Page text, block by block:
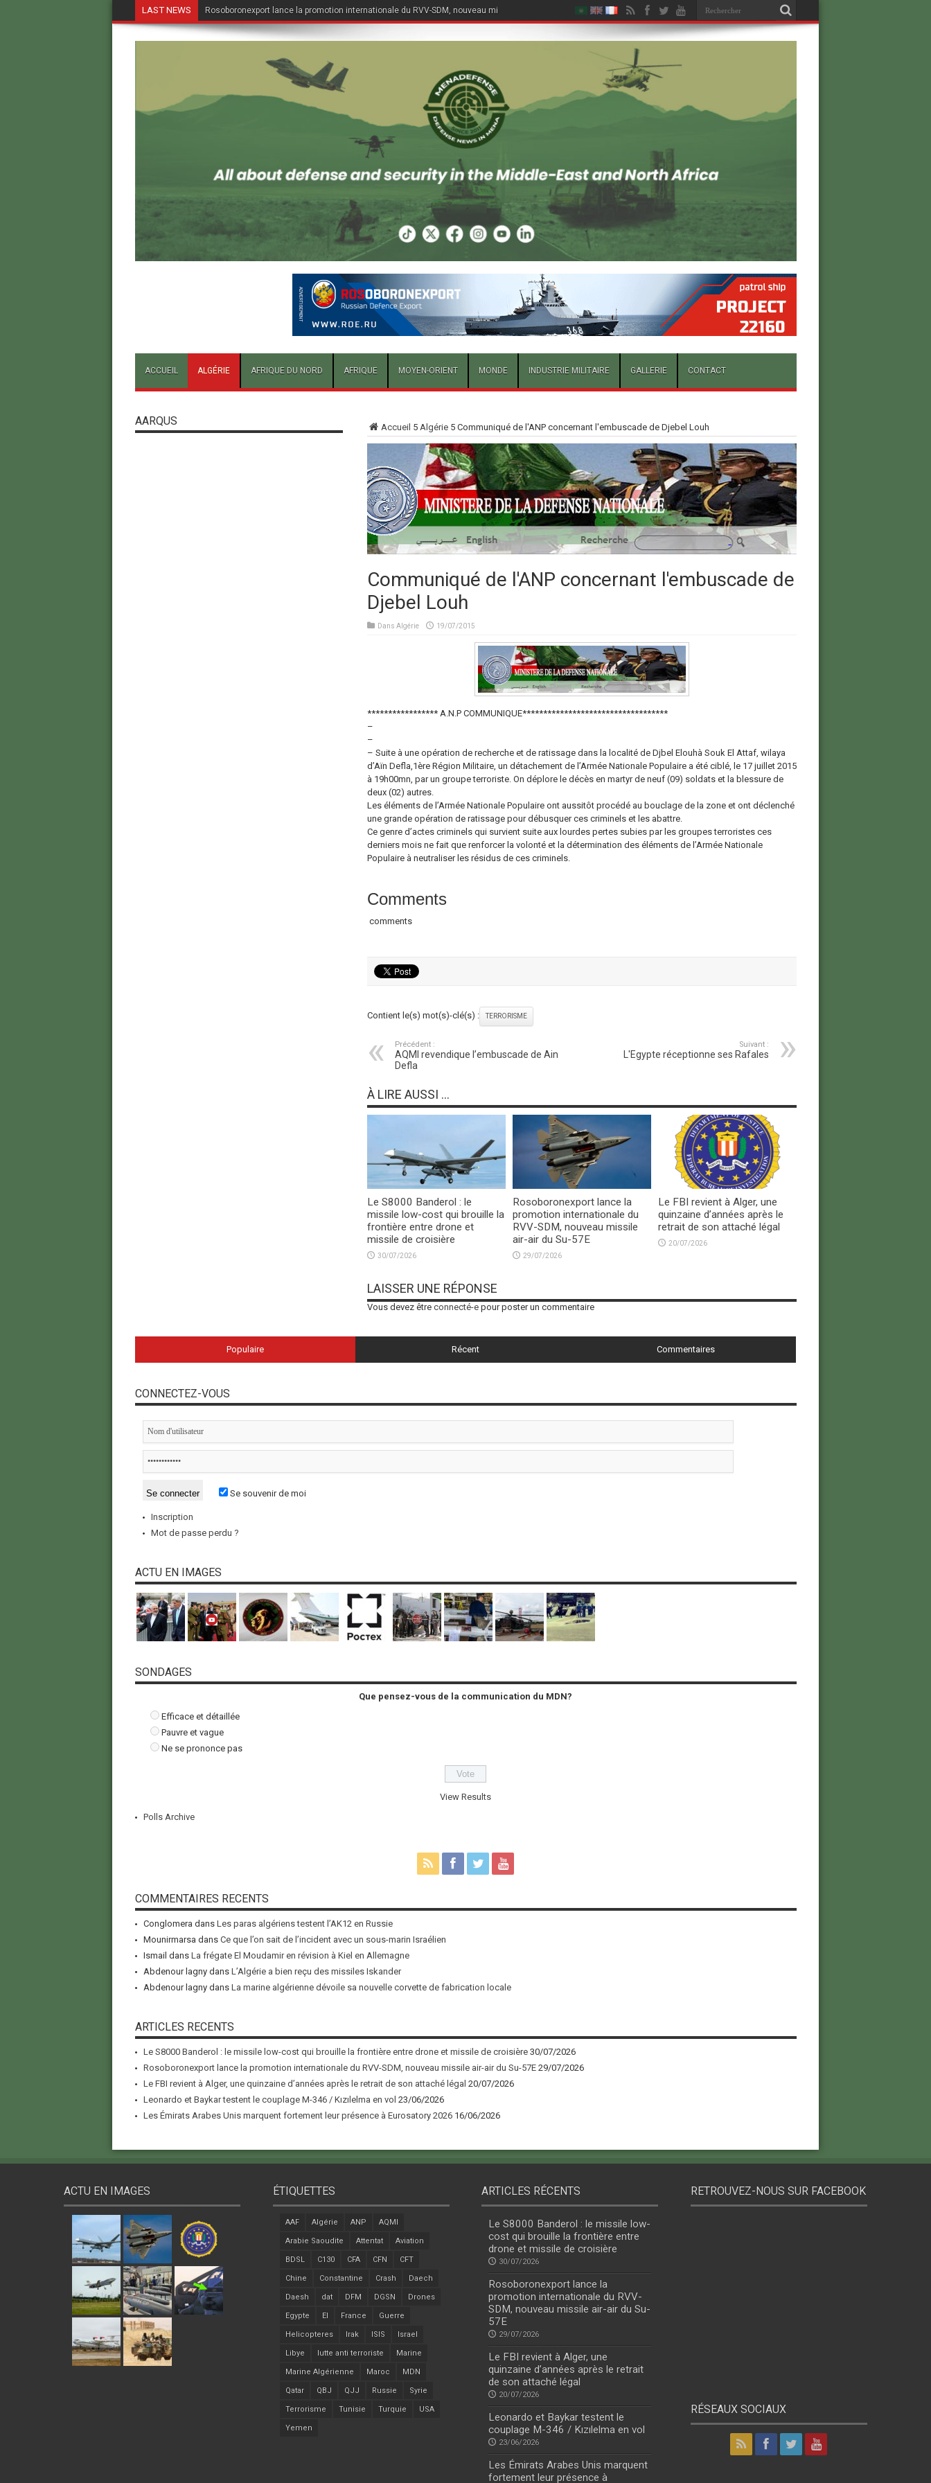
LAST NEWS Rosoboronexport lance la promotion internationale du RVV-SDM, nouveau missile air-air du Su-57E
ACCUEIL ALGÉRIE AFRIQUE DU NORD AFRIQUE MOYEN-ORIENT MONDE INDUSTRIE MILITAIRE GALLERIE CONTACT
Accueil 5 Algérie5 Communiqué de l'ANP concernant l'embuscade de Djebel Louh
Communiqué de l'ANP concernant l'embuscade de
Djebel Louh
Dans Algérie 19/07/2015
***************** A.N.P COMMUNIQUE***********************************
–
–
– Suite à une opération de recherche et de ratissage dans la localité de Djbel Elouhà Souk El Attaf, wilaya
d’Aïn Defla,1ère Région Militaire, un détachement de l’Armée Nationale Populaire a été ciblé, le 17 juillet 2015
à 19h00mn, par un groupe terroriste. On déplore le décès en martyr de neuf (09) soldats et la blessure de
deux (02) autres.
Les éléments de l’Armée Nationale Populaire ont aussitôt procédé au bouclage de la zone et ont déclenché
une grande opération de ratissage pour débusquer ces criminels et les abattre.
Ce genre d’actes criminels qui survient suite aux lourdes pertes subies par les groupes terroristes ces
derniers mois ne fait que renforcer la volonté et la détermination des éléments de l’Armée Nationale
Populaire à neutraliser les résidus de ces criminels.
Comments
comments
Contient le(s) mot(s)-clé(s) : TERRORISME
Précédent :
AQMI revendique l’embuscade de Ain
Defla
Suivant :
L'Egypte réceptionne ses Rafales
À LIRE AUSSI ...
Le S8000 Banderol : le
missile low-cost qui brouille la
frontière entre drone et
missile de croisière
30/07/2026
Rosoboronexport lance la
promotion internationale du
RVV-SDM, nouveau missile
air-air du Su-57E
29/07/2026
Le FBI revient à Alger, une
quinzaine d’années après le
retrait de son attaché légal
20/07/2026
LAISSER UNE RÉPONSE
Vous devez être connecté-epour poster un commentaire
AARQUS
Populaire Récent Commentaires
CONNECTEZ-VOUS
Se souvenir de moi
Inscription
Mot de passe perdu ?
ACTU EN IMAGES
SONDAGES
Que pensez-vous de la communication du MDN?
Efficace et détaillée
Pauvre et vague
Ne se prononce pas
View Results
Polls Archive
COMMENTAIRES RECENTS
Conglomera dans Les paras algériens testent l’AK12 en Russie
Mounirmarsa dans Ce que l’on sait de l’incident avec un sous-marin Israélien
Ismail dans La frégate El Moudamir en révision à Kiel en Allemagne
Abdenour lagnydans L’Algérie a bien reçu des missiles Iskander
Abdenour lagnydans La marine algérienne dévoile sa nouvelle corvette de fabrication locale
ARTICLES RECENTS
Le S8000 Banderol : le missile low-cost qui brouille la frontière entre drone et missile de croisière 30/07/2026
Rosoboronexport lance la promotion internationale du RVV-SDM, nouveau missile air-air du Su-57E 29/07/2026
Le FBI revient à Alger, une quinzaine d’années après le retrait de son attaché légal 20/07/2026
Leonardo et Baykar testent le couplage M-346 / Kızılelma en vol 23/06/2026
Les Émirats Arabes Unis marquent fortement leur présence à Eurosatory 2026 16/06/2026
ACTU EN IMAGES ÉTIQUETTES
AAF Algérie ANP AQMI
Arabie Saoudite Attentat Aviation
BDSL C130 CFA CFN CFT
Chine Constantine Crash Daech
Daesh dat DFM DGSN Drones
Egypte EI France Guerre
Helicopteres Irak ISIS Israel
Libye lutte anti terroriste Marine
Marine Algérienne Maroc MDN
Qatar QBJ QJJ Russie Syrie
Terrorisme Tunisie Turquie USA
Yemen
ARTICLES RÉCENTS
Le S8000 Banderol : le missile low-
cost qui brouille la frontière entre
drone et missile de croisière
30/07/2026
Rosoboronexport lance la
promotion internationale du RVV-
SDM, nouveau missile air-air du Su-
57E
29/07/2026
Le FBI revient à Alger, une
quinzaine d’années après le retrait
de son attaché légal
20/07/2026
Leonardo et Baykar testent le
couplage M-346 / Kızılelma en vol
23/06/2026
Les Émirats Arabes Unis marquent
fortement leur présence à
RETROUVEZ-NOUS SUR FACEBOOK
RÉSEAUX SOCIAUX